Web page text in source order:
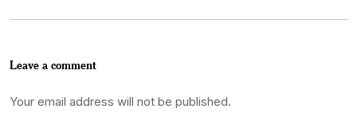
Leave a comment
Your email address will not be published.